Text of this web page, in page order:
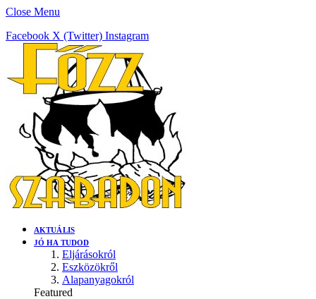
Close Menu
Facebook X (Twitter) Instagram
AKTUÁLIS
JÓ HA TUDOD
Eljárásokról
Eszközökről
Alapanyagokról
Featured